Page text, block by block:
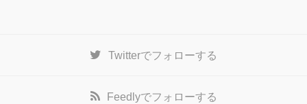
Twitterでフォローする
Feedlyでフォローする